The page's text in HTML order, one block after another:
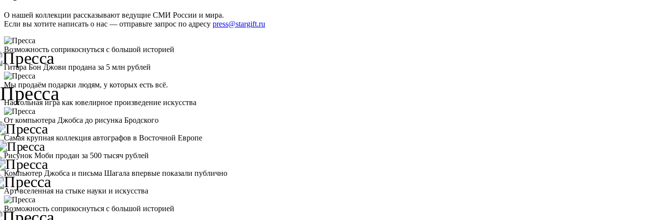
О нашей коллекции рассказывают ведущие СМИ России и мира.
Если вы хотите написать о нас — отправьте запрос по адресу press@stargift.ru
Возможность соприкоснуться с большой историей
Гитара Бон Джови продана за 5 млн рублей
Мы продаём подарки людям, у которых есть всё.
Настольная игра как ювелирное произведение искусства
От компьютера Джобса до рисунка Бродского
Самая крупная коллекция автографов в Восточной Европе
Рисунок Моби продан за 500 тысяч рублей
Компьютер Джобса и письма Шагала впервые показали публично
Арт-вселенная на стыке науки и искусства
Возможность соприкоснуться с большой историей